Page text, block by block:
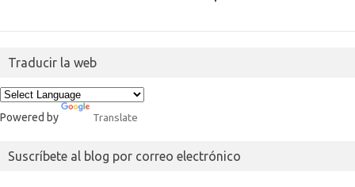
Traducir la web
Powered by Translate
Suscríbete al blog por correo electrónico